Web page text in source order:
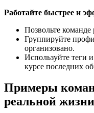
Работайте быстрее и
Позвольте команде
Группируйте
организовано.
Используйте теги
курсе последних
Примеры
реальной жизни